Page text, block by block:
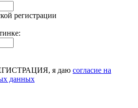
регистрации
я даю согласие на
данных